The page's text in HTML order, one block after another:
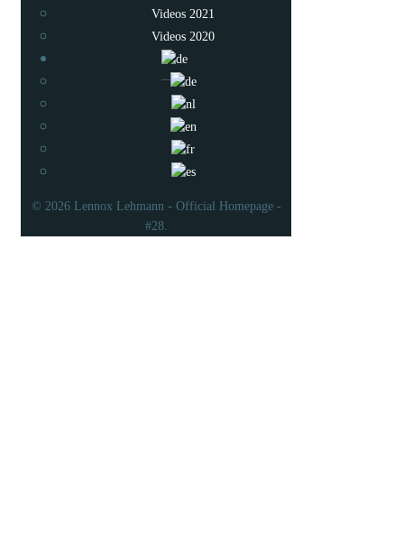
Videos 2021
Videos 2020
© 2026 Lennox Lehmann - Official Homepage -
#28.